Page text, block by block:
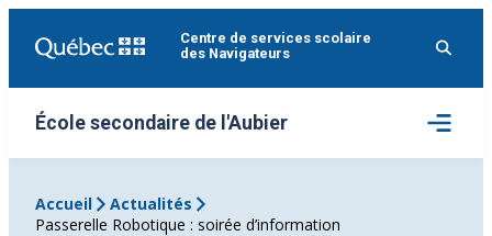
Centre de services scolaire
des Navigateurs
École secondaire de l'Aubier
Ouvrir
le
menu
Accueil
Actualités
Passerelle Robotique : soirée d’information